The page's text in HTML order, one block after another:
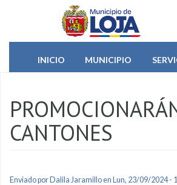
Pasar al contenido principal
INICIO
MUNICIPIO
CANTONES
Enviado por Dalila Jaramilloen Lun, 23/09/2024 -